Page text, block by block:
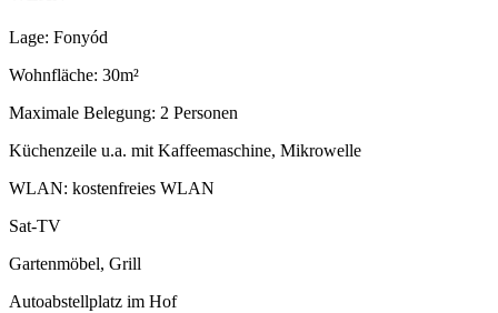
Lage: Fonyód
Wohnfläche: 30m²
Maximale Belegung: 2 Personen
Küchenzeile u.a. mit Kaffeemaschine, Mikrowelle
WLAN: kostenfreies WLAN
Sat-TV
Gartenmöbel, Grill
Autoabstellplatz im Hof